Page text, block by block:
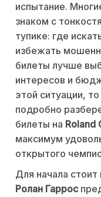
испытание.
знаком с
тупике: где
избежать
билеты лучше
интересов и
этой ситуации,
подробно
билеты на Roland
максимум
открытого
Для начала
Ролан Гаррос